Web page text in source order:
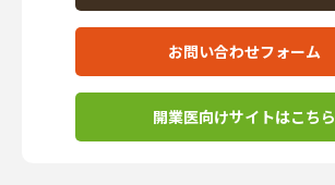
お問い合わせフォーム
開業医向けサイトはこちら